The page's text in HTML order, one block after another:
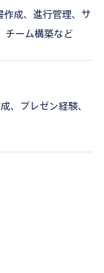
成、進行管理、サ
チーム構築など
、プレゼン経験、